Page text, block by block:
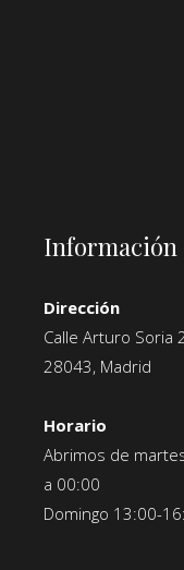
Información
Dirección
Calle Arturo Soria
28043, Madrid
Horario
Abrimos de
a 00:00
Domingo 13:00-